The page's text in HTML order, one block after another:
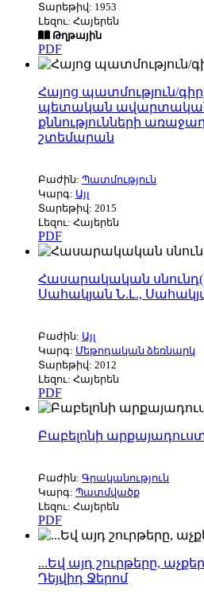
Տարեթիվ: 1953
Լեզու: Հայերեն
Թղթային
PDF
Հայոց պատմություն/
պետական
քննությունների
շտեմարան
Բաժին: Պատմություն
Կարգ: Այլ
Տարեթիվ: 2015
Լեզու: Հայերեն
PDF
Հասարակական
Սահակյան Ն.Լ.,
Բաժին: Այլ
Կարգ: Մեթոդական ձեռնարկ
Տարեթիվ: 2012
Լեզու: Հայերեն
PDF
Բաբելոնի
Բաժին: Գրականություն
Կարգ: Պատմվածք
Լեզու: Հայերեն
PDF
...Եվ այդ շուրթերը,
Դեյվիդ Ջերոմ